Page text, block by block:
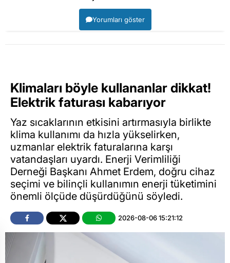
Yorumları göster
Klimaları böyle kullananlar dikkat!
Elektrik faturası kabarıyor
Yaz sıcaklarının etkisini artırmasıyla birlikte
klima kullanımı da hızla yükselirken,
uzmanlar elektrik faturalarına karşı
vatandaşları uyardı. Enerji Verimliliği
Derneği Başkanı Ahmet Erdem, doğru cihaz
seçimi ve bilinçli kullanımın enerji tüketimini
önemli ölçüde düşürdüğünü söyledi.
2026-08-06 15:21:12